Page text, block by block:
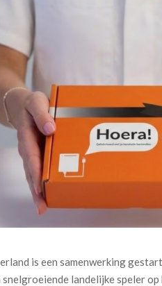
is een samenwerking
landelijke speler